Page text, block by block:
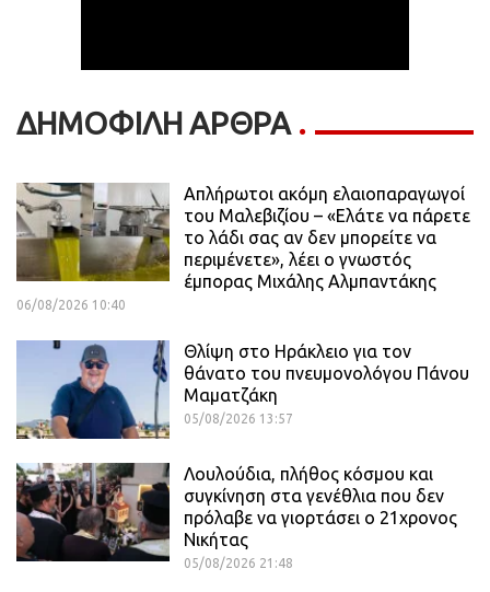
ΔΗΜΟΦΙΛΗ ΑΡΘΡΑ
Απλήρωτοι ακόμη ελαιοπαραγωγοί
του Μαλεβιζίου – «Ελάτε να πάρετε
το λάδι σας αν δεν μπορείτε να
περιμένετε», λέει ο γνωστός
έμπορας Μιχάλης Αλμπαντάκης
06/08/2026 10:40
Θλίψη στο Ηράκλειο για τον
θάνατο του πνευμονολόγου Πάνου
Μαματζάκη
05/08/2026 13:57
Λουλούδια, πλήθος κόσμου και
συγκίνηση στα γενέθλια που δεν
πρόλαβε να γιορτάσει ο 21χρονος
Νικήτας
05/08/2026 21:48